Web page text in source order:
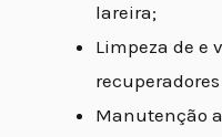
lareira;
Limpeza de e
Manutenção